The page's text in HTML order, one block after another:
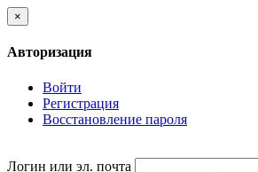
×
Авторизация
Войти
Регистрация
Восстановление пароля
Логин или эл. почта